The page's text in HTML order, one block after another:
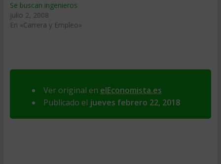
Se buscan ingenieros
julio 2, 2008
En «Carrera y Empleo»
Ver original en elEconomista.es
Publicado el jueves febrero 22, 2018